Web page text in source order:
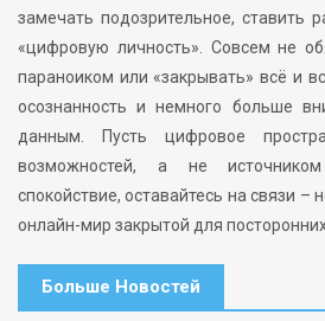
замечать подозрительное, ставить
«цифровую личность». Совсем не
параноиком или «закрывать» всё и
осознанность и немного больше
данным. Пусть цифровое
возможностей, а не
спокойствие, оставайтесь на связи –
онлайн-мир закрытой для
Больше Новостей